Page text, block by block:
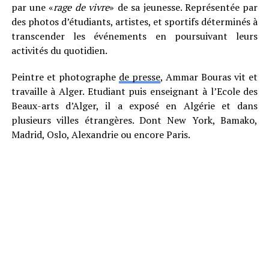
par une «rage de vivre» de sa jeunesse. Représentée par
des photos d’étudiants, artistes, et sportifs déterminés à
transcender les événements en poursuivant leurs
activités du quotidien.
Peintre et photographe de presse, Ammar Bouras vit et
travaille à Alger. Etudiant puis enseignant à l’Ecole des
Beaux-arts d’Alger, il a exposé en Algérie et dans
plusieurs villes étrangères. Dont New York, Bamako,
Madrid, Oslo, Alexandrie ou encore Paris.